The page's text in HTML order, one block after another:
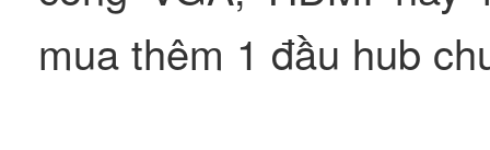
mua thêm 1 đầu hub